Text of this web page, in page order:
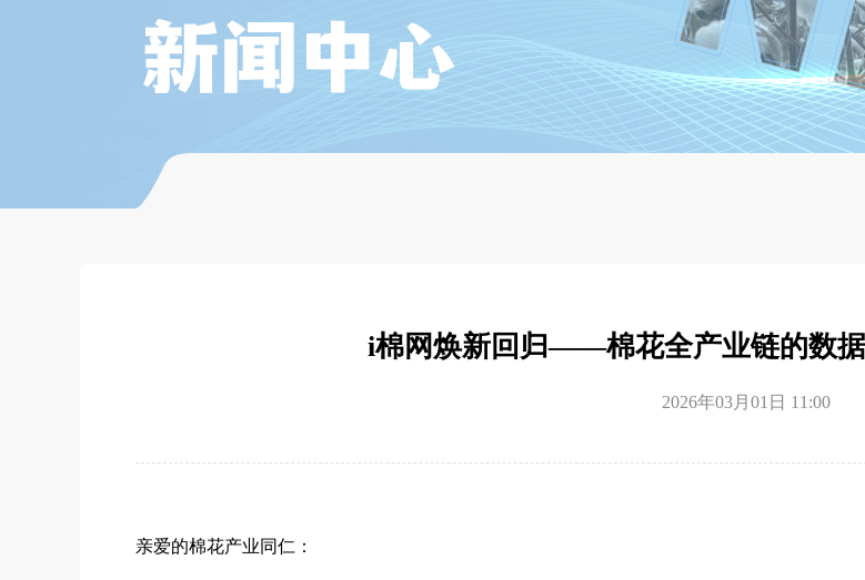
i棉网焕新回归——棉花全产业链的数据
2026年03月01日 11:00
亲爱的棉花产业同仁：